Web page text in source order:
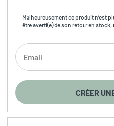
Malheureusement ce produit n’est
être averti(e) de son retour en
CRÉER